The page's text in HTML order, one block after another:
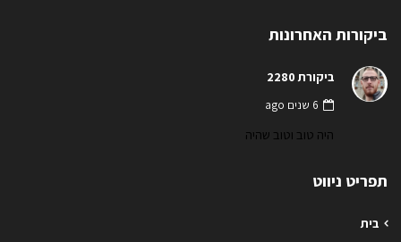
ביקורות האחרונות
ביקורת 2280
6 שנים ago
היה טוב וטוב שהיה
תפריט ניווט
בית